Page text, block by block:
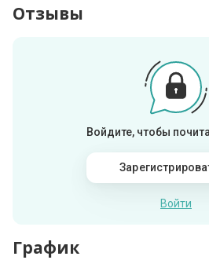
Отзывы
Войдите, чтобы
Войти
График